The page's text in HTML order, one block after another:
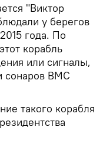
"Виктор
у берегов
года. По
корабль
или сигналы,
сонаров ВМС
такого корабля